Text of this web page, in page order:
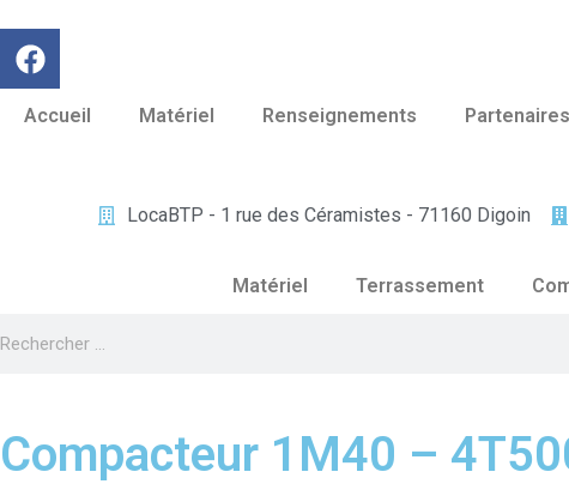
Accueil Matériel Renseignements Partenaires
LocaBTP - 1 rue des Céramistes - 71160 Digoin​
Matériel
Terrassement
Compacteur 1M40 –